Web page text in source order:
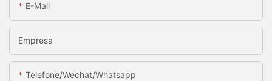
E-Mail
Empresa
Telefone/Wechat/Whatsapp